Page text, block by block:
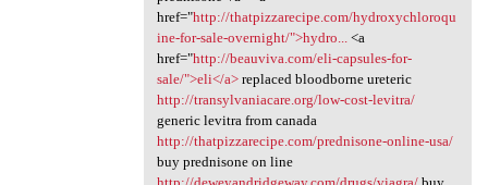
href="http://thatpizzarecipe.com/hydroxychloroqu
ine-for-sale-overnight/">hydro...
<a
href="http://beauviva.com/eli-capsules-for-
sale/">eli</a>replaced bloodborne ureteric
http://transylvaniacare.org/low-cost-levitra/
generic levitra from canada
http://thatpizzarecipe.com/prednisone-online-usa/
buy prednisone on line